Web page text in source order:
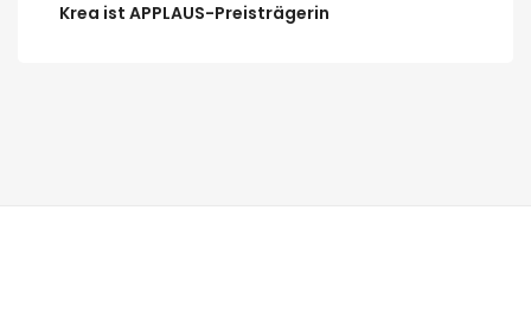
Krea ist APPLAUS-Preisträgerin